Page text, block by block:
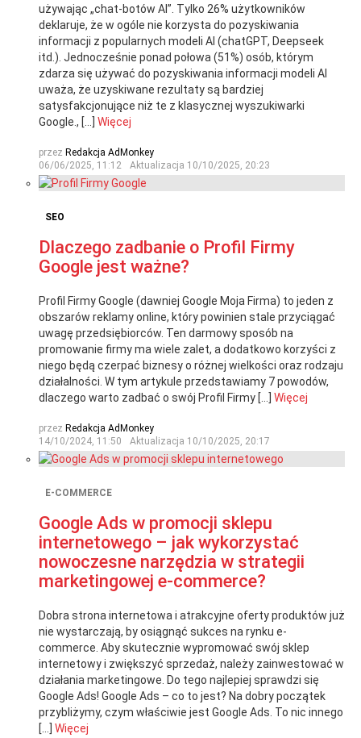
używając „chat-botów AI”. Tylko 26% użytkowników
deklaruje, że w ogóle nie korzysta do pozyskiwania
informacji z popularnych modeli AI (chatGPT, Deepseek
itd.). Jednocześnie ponad połowa (51%) osób, którym
zdarza się używać do pozyskiwania informacji modeli AI
uważa, że uzyskiwane rezultaty są bardziej
satysfakcjonujące niż te z klasycznej wyszukiwarki
Google., […] Więcej
przez Redakcja AdMonkey
06/06/2025, 11:12
Aktualizacja 10/10/2025, 20:23
SEO
Dlaczego zadbanie o Profil Firmy
Google jest ważne?
Profil Firmy Google (dawniej Google Moja Firma) to jeden z
obszarów reklamy online, który powinien stale przyciągać
uwagę przedsiębiorców. Ten darmowy sposób na
promowanie firmy ma wiele zalet, a dodatkowo korzyści z
niego będą czerpać biznesy o różnej wielkości oraz rodzaju
działalności. W tym artykule przedstawiamy 7 powodów,
dlaczego warto zadbać o swój Profil Firmy […] Więcej
przez Redakcja AdMonkey
14/10/2024, 11:50
Aktualizacja 10/10/2025, 20:17
E-COMMERCE
Google Ads w promocji sklepu
internetowego – jak wykorzystać
nowoczesne narzędzia w strategii
marketingowej e-commerce?
Dobra strona internetowa i atrakcyjne oferty produktów już
nie wystarczają, by osiągnąć sukces na rynku e-
commerce. Aby skutecznie wypromować swój sklep
internetowy i zwiększyć sprzedaż, należy zainwestować w
działania marketingowe. Do tego najlepiej sprawdzi się
Google Ads! Google Ads – co to jest? Na dobry początek
przybliżymy, czym właściwie jest Google Ads. To nic innego
[…] Więcej